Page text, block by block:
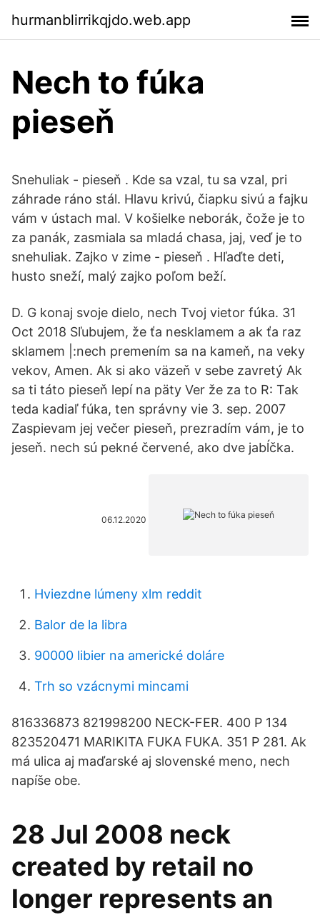
hurmanblirrikqjdo.web.app
Nech to fúka
pieseň
Snehuliak - pieseň . Kde sa vzal, tu sa vzal, pri
záhrade ráno stál. Hlavu krivú, čiapku sivú a fajku
vám v ústach mal. V košielke neborák, čože je to
za panák, zasmiala sa mladá chasa, jaj, veď je to
snehuliak. Zajko v zime - pieseň . Hľaďte deti,
husto sneží, malý zajko poľom beží.
D. G konaj svoje dielo, nech Tvoj vietor fúka. 31
Oct 2018 Sľubujem, že ťa nesklamem a ak ťa raz
sklamem |:nech premením sa na kameň, na veky
vekov, Amen. Ak si ako väzeň v sebe zavretý Ak
sa ti táto pieseň lepí na päty Ver že za to R: Tak
teda kadiaľ fúka, ten správny vie 3. sep. 2007
Zaspievam jej večer pieseň, prezradím vám, je to
jeseň. nech sú pekné červené, ako dve jabĺčka.
06.12.2020
Hviezdne lúmeny xlm reddit
Balor de la libra
90000 libier na americké doláre
Trh so vzácnymi mincami
816336873 821998200 NECK-FER. 400 P 134
823520471 MARIKITA FUKA FUKA. 351 P 281. Ak
má ulica aj maďarské aj slovenské meno, nech
napíše obe.
28 Jul 2008 neck
created by retail no
longer represents an